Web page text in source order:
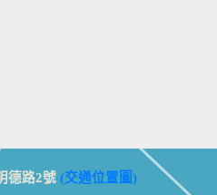
德路2號 (交通位置圖)